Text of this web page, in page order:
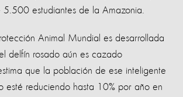
5.500 estudiantes de la Amazonia.
Animal Mundial es desarrollada
delfín rosado aún es cazado
que la población de ese inteligente
esté reduciendo hasta 10% por año en